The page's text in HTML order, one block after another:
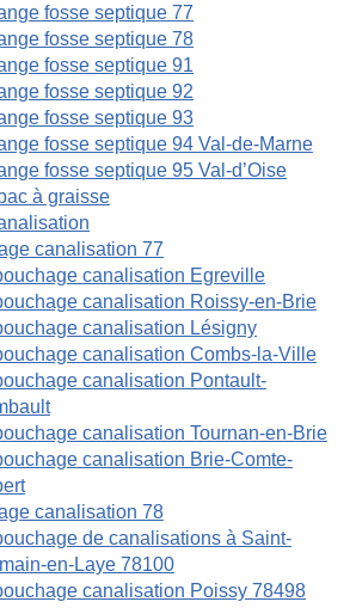
fosse septique 77
fosse septique 78
fosse septique 91
fosse septique 92
fosse septique 93
fosse septique 94 Val-de-Marne
fosse septique 95 Val-d’Oise
à graisse
canalisation 77
canalisation Egreville
canalisation Roissy-en-Brie
canalisation Lésigny
canalisation Combs-la-Ville
canalisation Pontault-
canalisation Tournan-en-Brie
canalisation Brie-Comte-
canalisation 78
de canalisations à Saint-
en-Laye 78100
canalisation Poissy 78498